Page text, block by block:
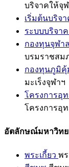
บริจาคให้จุ
เริ่มต้นบริจา
ระบบบริจา
กองทุนจุฬา
บรมราชสม
กองทุนภูมิคุ้
มะเร็งจุฬาฯ
โครงการอุ
โครงการอุ
อัตลักษณ์มหาวิทย
พระเกี้ยว พร